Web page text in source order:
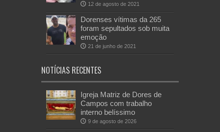
12 de agosto de 2021
Dorenses vítimas da 265
foram sepultados sob muita
emoção
21 de junho de 2021
NOTÍCIAS RECENTES
Igreja Matriz de Dores de
Campos com trabalho
interno belíssimo
9 de agosto de 2026